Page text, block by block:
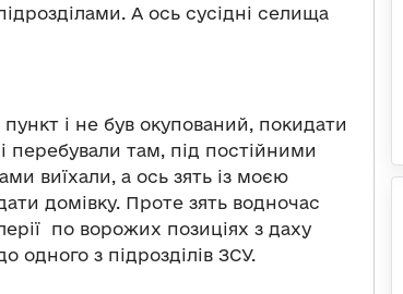
А ось сусідні селища
і не був окупований, покидати
перебували там, під постійними
виїхали, а ось зять із моєю
домівку. Проте зять водночас
по ворожих позиціях з даху
одного з підрозділів ЗСУ.